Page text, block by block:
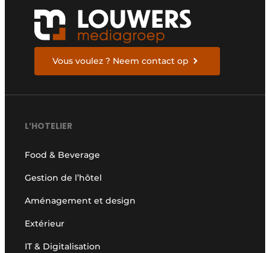
Vous voulez ? Neem contact op
L’HOTELIER
Food & Beverage
Gestion de l’hôtel
Aménagement et design
Extérieur
IT & Digitalisation